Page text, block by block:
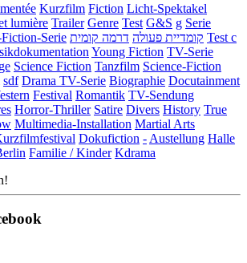
Kurzfilm Fiction Licht-Spektakel
lumière Trailer Genre Test G&S g Serie
Serie קומדיית פעולה דרמה קומית
Test c
Young Fiction TV-Serie
Science Fiction Tanzfilm Science-Fiction
sdf Drama TV-Serie Biographie Docutainment
Festival Romantik TV-Sendung
Horror-Thriller Satire Divers History True
Multimedia-Installation Martial Arts
Dokufiction - Austellung Halle
Familie / Kinder Kdrama